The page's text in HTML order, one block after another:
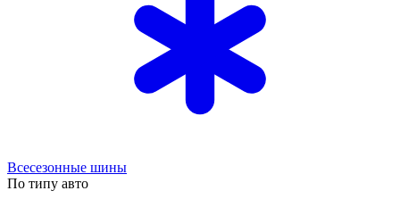
Всесезонные шины
По типу авто